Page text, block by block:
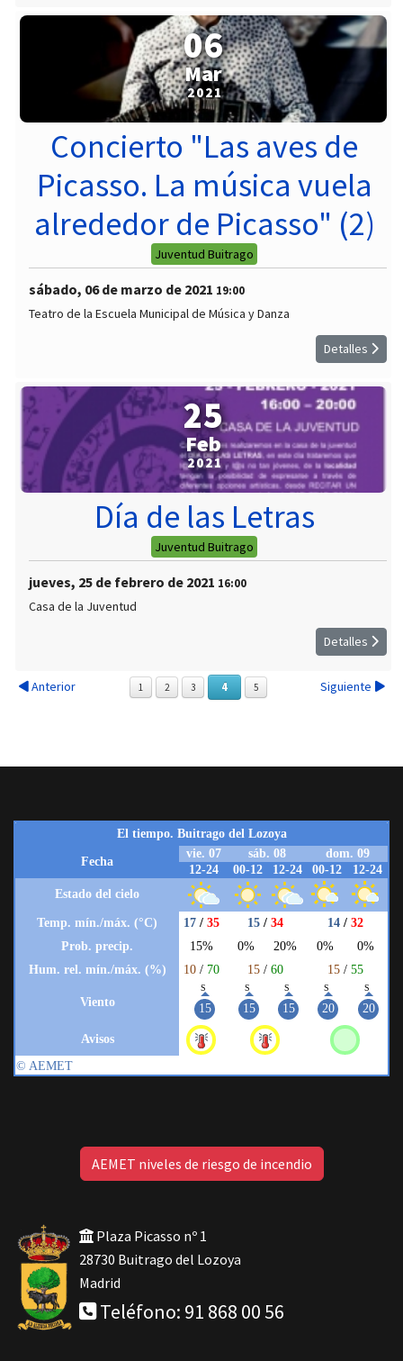
06
Mar
2021
Concierto "Las aves de
Picasso. La música vuela
alrededor de Picasso" (2)
Juventud Buitrago
sábado, 06 de marzo de 2021 19:00
Teatro de la Escuela Municipal de Música y Danza
Detalles
25
Feb
2021
Día de las Letras
Juventud Buitrago
jueves, 25 de febrero de 2021 16:00
Casa de la Juventud
Detalles
Anterior 1 2 3 4 5 Siguiente
AEMET niveles de riesgo de incendio
Plaza Picasso nº 1
28730 Buitrago del Lozoya
Madrid
Teléfono: 91 868 00 56